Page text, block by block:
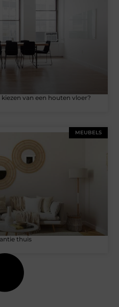
van een houten vloer?
MEUBELS
thuis